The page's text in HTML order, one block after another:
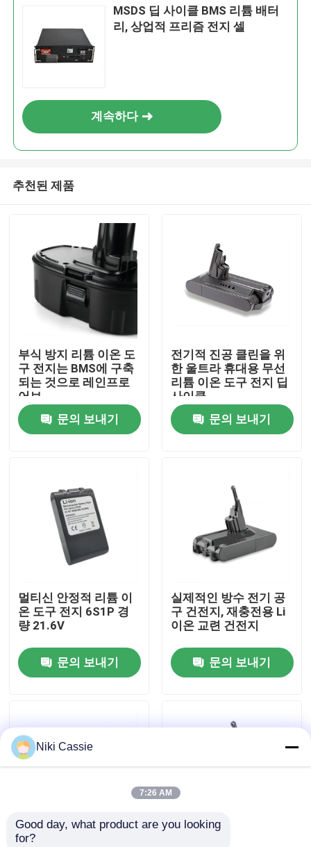
비디오
공장 여행
품질 관리
뉴스
인용문을 요구하세요
태양 휴대용 전력 정거장
MSDS 딥 사이클 BMS 리튬 배터
리, 상업적 프리즘 전지 셀
계속하다
추천된 제품
부식 방지 리튬 이온 도
구 전지는 BMS에 구축
되는 것으로 레인프로
어브
문의 보내기
전기적 진공 클린을 위
한 울트라 휴대용 무선
리튬 이온 도구 전지 딥
사이클
문의 보내기
멀티신 안정적 리튬 이
온 도구 전지 6S1P 경
량 21.6V
문의 보내기
실제적인 방수 전기 공
구 건전지, 재충전용 Li
이온 교련 건전지
문의 보내기
MSDS 무선 리튬 이온
Niki Cassie
7:26 AM
Good day, what product are you looking
for?